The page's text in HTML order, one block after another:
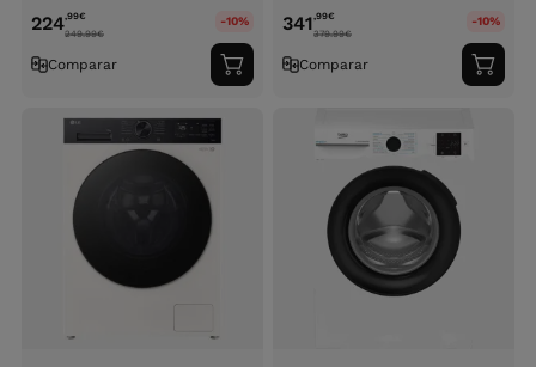
224,99€
249.99€
-10%
Comparar
Adicionar
ao
341,99€
379.99€
-10%
Comparar
ao